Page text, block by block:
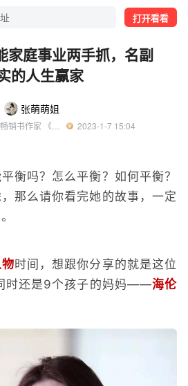
打开看看
家庭事业两手抓，名副
的人生赢家
张萌萌姐
时间效率管理专家 畅销书作家 《人生效率手册》作者
  2023-1-7 15:04
衡吗？怎么平衡？如何平衡？
那么请你看完她的故事，一定
时间，想跟你分享的就是这位
时还是9个孩子的妈妈——海伦